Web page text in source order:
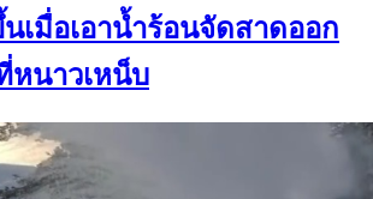
นเมื่อเอาน้ำร้อนจัดสาดออก
หนาวเหน็บ